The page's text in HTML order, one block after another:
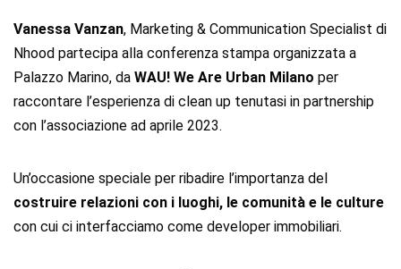
Vanessa Vanzan, Marketing & Communication Specialist di
Nhood partecipa alla conferenza stampa organizzata a
Palazzo Marino, da WAU! We Are Urban Milano per
raccontare l’esperienza di clean up tenutasi in partnership
con l’associazione ad aprile 2023.
Un’occasione speciale per ribadire l’importanza del
costruire relazioni con i luoghi, le comunità e le culture
con cui ci interfacciamo come developer immobiliari.